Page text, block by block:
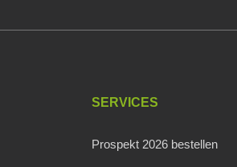
SERVICES
Prospekt 2026 bestellen